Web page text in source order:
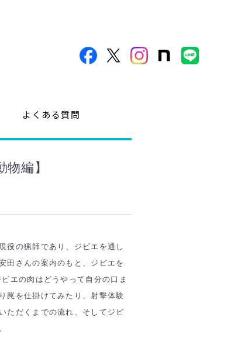
よくある質問
編】
役の猟師であり、ジビエを通し
田さんの案内のもと、ジビエを
エの肉はどうやって自分の口ま
罠を仕掛けてみたり、射撃体験
ただくまでの流れ、そしてジビ